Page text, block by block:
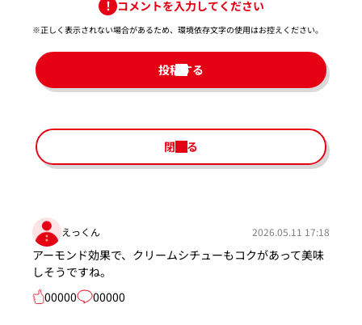
コメントを入力してください
※正しく表示されない場合があるため、環境依存文字の使用はお控えください。​
投稿する
閉じる
えっくん 2026.05.11 17:18
アーモンド効果で、クリームシチューもコクがあって美味
しそうですね。
00000
00000